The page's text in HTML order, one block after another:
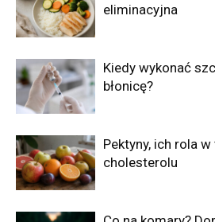
eliminacyjna
Kiedy wykonać
błonicę?
Pektyny, ich rola
cholesterolu